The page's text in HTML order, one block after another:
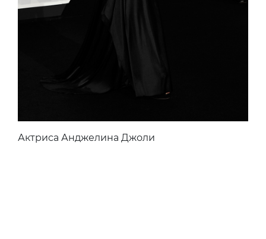
Актриса Анджелина Джоли